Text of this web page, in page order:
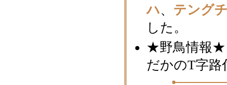
ハ、 テング
した。
★野鳥情報★
だかのT字路